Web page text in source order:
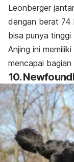
Leonberger
dengan berat 74
bisa punya
Anjing ini
mencapai
10.